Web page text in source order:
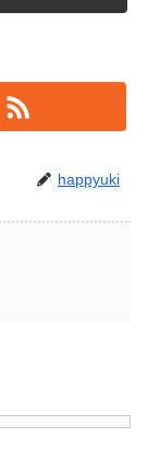
happyuki